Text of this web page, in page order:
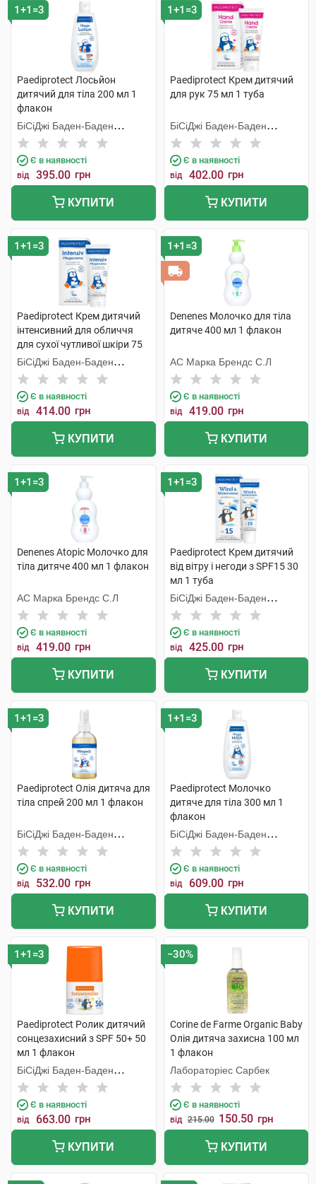
1+1=3
Paediprotect Лосьйон
дитячий для тіла 200 мл 1
флакон
БіСіДжі Баден-Баден
Косметікс Груп Гмбх
Є в наявності
від 395.00 грн
КУПИТИ
1+1=3
Paediprotect Крем дитячий
для рук 75 мл 1 туба
БіСіДжі Баден-Баден
Косметікс Груп Гмбх
Є в наявності
від 402.00 грн
КУПИТИ
1+1=3
Paediprotect Крем дитячий
інтенсивний для обличчя
для сухої чутливої шкіри 75
мл 1 туба
БіСіДжі Баден-Баден
Косметікс Груп Гмбх
Є в наявності
від 414.00 грн
КУПИТИ
1+1=3
Denenes Молочко для тіла
дитяче 400 мл 1 флакон
АС Марка Брендс С.Л
Є в наявності
від 419.00 грн
КУПИТИ
1+1=3
Denenes Atopic Молочко для
тіла дитяче 400 мл 1 флакон
АС Марка Брендс С.Л
Є в наявності
від 419.00 грн
КУПИТИ
1+1=3
Paediprotect Крем дитячий
від вітру і негоди з SPF15 30
мл 1 туба
БіСіДжі Баден-Баден
Косметікс Груп Гмбх
Є в наявності
від 425.00 грн
КУПИТИ
1+1=3
Paediprotect Олія дитяча для
тіла спрей 200 мл 1 флакон
БіСіДжі Баден-Баден
Косметікс Груп Гмбх
Є в наявності
від 532.00 грн
КУПИТИ
1+1=3
Paediprotect Молочко
дитяче для тіла 300 мл 1
флакон
БіСіДжі Баден-Баден
Косметікс Груп Гмбх
Є в наявності
від 609.00 грн
КУПИТИ
1+1=3
Paediprotect Ролик дитячий
cонцезахисний з SPF 50+ 50
мл 1 флакон
БіСіДжі Баден-Баден
Косметікс Груп Гмбх
Є в наявності
від 663.00 грн
КУПИТИ
−30%
Corine de Farme Organic Baby
Олія дитяча захисна 100 мл
1 флакон
Лабораторіес Сарбек
Є в наявності
від 215.00 150.50 грн
КУПИТИ